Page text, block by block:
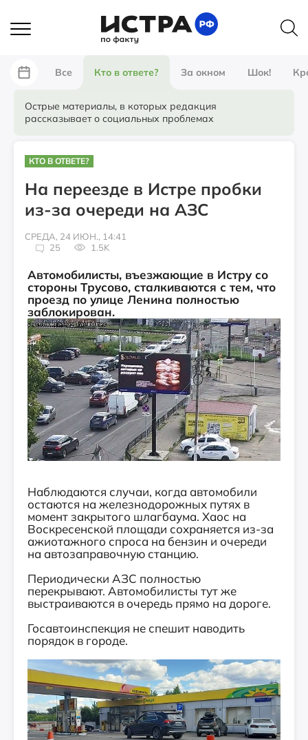
Все Кто в ответе? За окном Шок!
Острые материалы, в которых редакция
рассказывает о социальных проблемах
КТО В ОТВЕТЕ?
На переезде в Истре пробки
из-за очереди на АЗС
СРЕДА, 24 ИЮН., 14:41
25
1.5K
Автомобилисты, въезжающие в Истру со
стороны Трусово, сталкиваются с тем, что
проезд по улице Ленина полностью
заблокирован.
Наблюдаются случаи, когда автомобили
остаются на железнодорожных путях в
момент закрытого шлагбаума. Хаос на
Воскресенской площади сохраняется из-за
ажиотажного спроса на бензин и очереди
на автозаправочную станцию.
Периодически АЗС полностью
перекрывают. Автомобилисты тут же
выстраиваются в очередь прямо на дороге.
Госавтоинспекция не спешит наводить
порядок в городе.